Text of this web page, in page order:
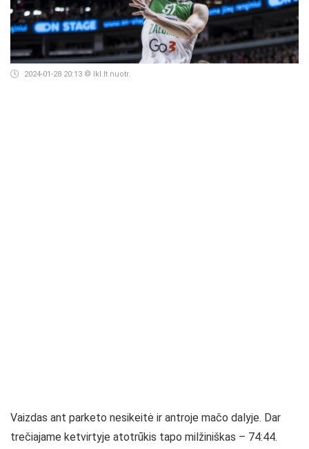
2024-01-28 20:13 © lkl.lt nuotr.
Vaizdas ant parketo nesikeitė ir antroje mačo dalyje. Dar
trečiajame ketvirtyje atotrūkis tapo milžiniškas – 74:44.